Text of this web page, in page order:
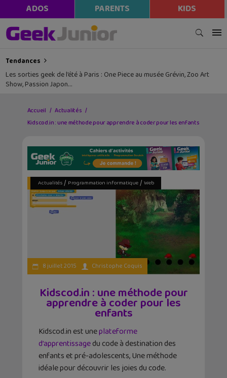
ADOS PARENTS KIDS
Tendances
Les sorties geek de l’été à Paris : One Piece au musée Grévin, Zoo Art
Show, Passion Japon…
Accueil
Actualités
Kidscod.in : une méthode pour apprendre à coder pour les enfants
Actualités/ Programmation informatique/ Web
8 juillet 2015 Christophe Coquis
Kidscod.in : une méthode pour
apprendre à coder pour les
enfants
Kidscod.in est uneplateforme
d’apprentissagedu code à destination des
enfants et pré-adolescents, Une méthode
idéale pour découvrir les joies du code.